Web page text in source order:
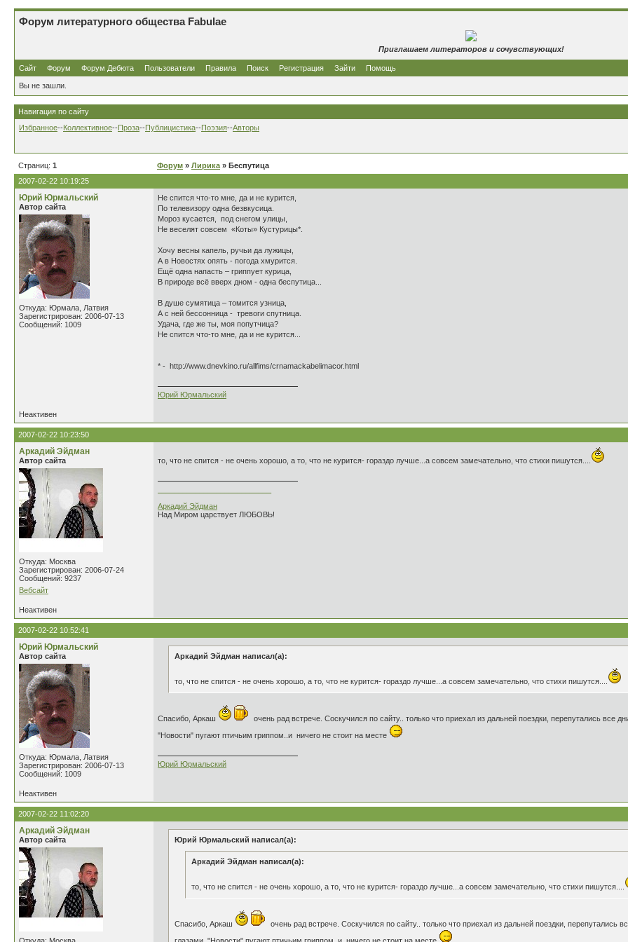
Форум литературного общества Fabulae
Приглашаем литераторов и сочувствующих!
Сайт Форум Форум Дебюта Пользователи Правила Поиск Регистрация Зайти Помощь
Вы не зашли.
Навигация по сайту
Избранное--Коллективное--Проза--Публицистика--Поэзия--Авторы
Страниц: 1 Форум » Лирика » Беспутица
2007-02-22 10:19:25
Юрий Юрмальский
Автор сайта
Откуда: Юрмала, Латвия
Зарегистрирован: 2006-07-13
Сообщений: 1009
Не спится что-то мне, да и не курится,
По телевизору одна безвкусица.
Мороз кусается, под снегом улицы,
Не веселят совсем «Коты» Кустурицы*.
Хочу весны капель, ручьи да лужицы,
А в Новостях опять - погода хмурится.
Ещё одна напасть – гриппует курица,
В природе всё вверх дном - одна беспутица...
В душе сумятица – томится узница,
А с ней бессонница - тревоги спутница.
Удача, где же ты, моя попутчица?
Не спится что-то мне, да и не курится...
* - http://www.dnevkino.ru/allfims/crnamackabelimacor.html
Юрий Юрмальский
Неактивен
2007-02-22 10:23:50
Аркадий Эйдман
Автор сайта
Откуда: Москва
Зарегистрирован: 2006-07-24
Сообщений: 9237
Вебсайт
то, что не спится - не очень хорошо, а то, что не курится- гораздо лучше...а совсем замечательно, что стихи пишутся....
Аркадий Эйдман
Над Миром царствует ЛЮБОВЬ!
Неактивен
2007-02-22 10:52:41
Юрий Юрмальский
Автор сайта
Откуда: Юрмала, Латвия
Зарегистрирован: 2006-07-13
Сообщений: 1009
Аркадий Эйдман написал(а):
то, что не спится - не очень хорошо, а то, что не курится- гораздо лучше...а совсем замечательно, что стихи пишутся....
Спасибо, Аркаш
очень рад встрече. Соскучился по сайту.. только что приехал из дальней поездки, перепутались все
"Новости" пугают птичьим гриппом..и ничего не стоит на месте
Юрий Юрмальский
Неактивен
2007-02-22 11:02:20
Аркадий Эйдман
Автор сайта Юрий Юрмальский написал(а):
Аркадий Эйдман написал(а):
то, что не спится - не очень хорошо, а то, что не курится- гораздо лучше...а совсем замечательно, что стихи пишутся....
Спасибо, Аркаш
очень рад встрече. Соскучился по сайту.. только что приехал из дальней поездки,